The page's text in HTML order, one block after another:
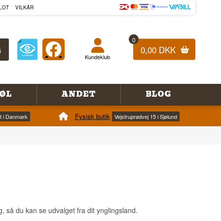
VILKÅR
0
0,00 DKK
Kundeklub
ANDET BLOG
i Danmark Fysisk butik Vejstruprødvej 15 i Sjølund
så du kan se udvalget fra dit ynglingsland.